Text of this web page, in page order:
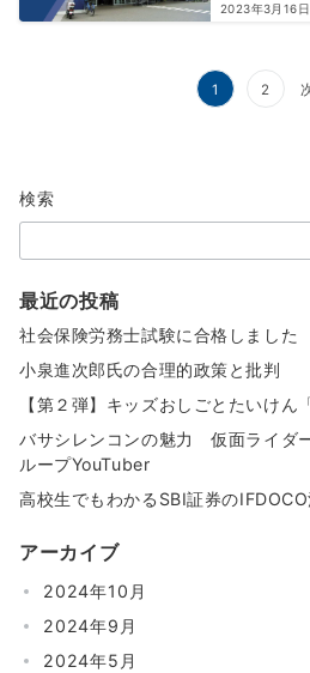
2023年3月16日
ペ
ー
ジ
送
り
1 2
検索
最近の投稿
社会保険労務士試験に合格しました
小泉進次郎氏の合理的政策と批判
【第２弾】キッズおしごとたいけん
バサシレンコンの魅力 仮面ライダ
ループYouTuber
高校生でもわかるSBI証券の
アーカイブ
2024年10月
2024年9月
2024年5月